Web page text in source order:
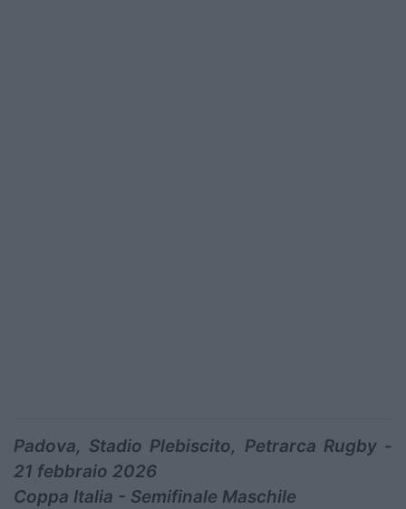
Padova, Stadio Plebiscito, Petrarca Rugby -
21 febbraio 2026
Coppa Italia - Semifinale Maschile